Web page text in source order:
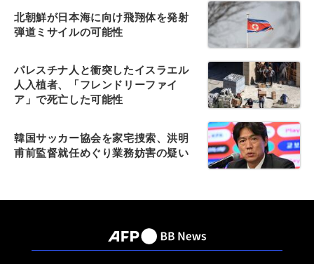
北朝鮮が日本海に向け飛翔体を発射
弾道ミサイルの可能性
パレスチナ人と衝突したイスラエル
人入植者、「フレンドリーファイ
ア」で死亡した可能性
韓国サッカー協会を家宅捜索、洪明
甫前監督就任めぐり業務妨害の疑い